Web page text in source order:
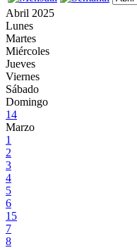
Abril 2025
Lunes
Martes
Miércoles
Jueves
Viernes
Sábado
Domingo
14
Marzo
1
2
3
4
5
6
15
7
8